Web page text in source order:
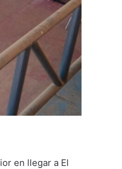
en llegar a El